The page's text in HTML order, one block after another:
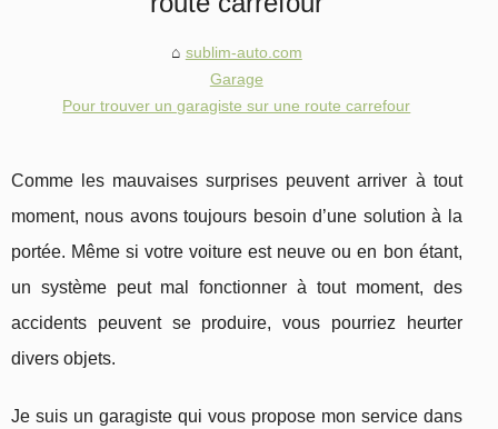
sublim-auto.com
Garage
Pour trouver un garagiste sur une route carrefour
Comme les mauvaises surprises peuvent arriver à tout
moment, nous avons toujours besoin d’une solution à la
portée. Même si votre voiture est neuve ou en bon étant,
un système peut mal fonctionner à tout moment, des
accidents peuvent se produire, vous pourriez heurter
divers objets.
Je suis un garagiste qui vous propose mon service dans